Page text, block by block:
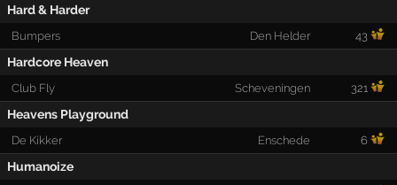
Hard & Harder
Bumpers Den Helder 43
Hardcore Heaven
Club Fly Scheveningen 321
Heavens Playground
De Kikker Enschede 6
Humanoize